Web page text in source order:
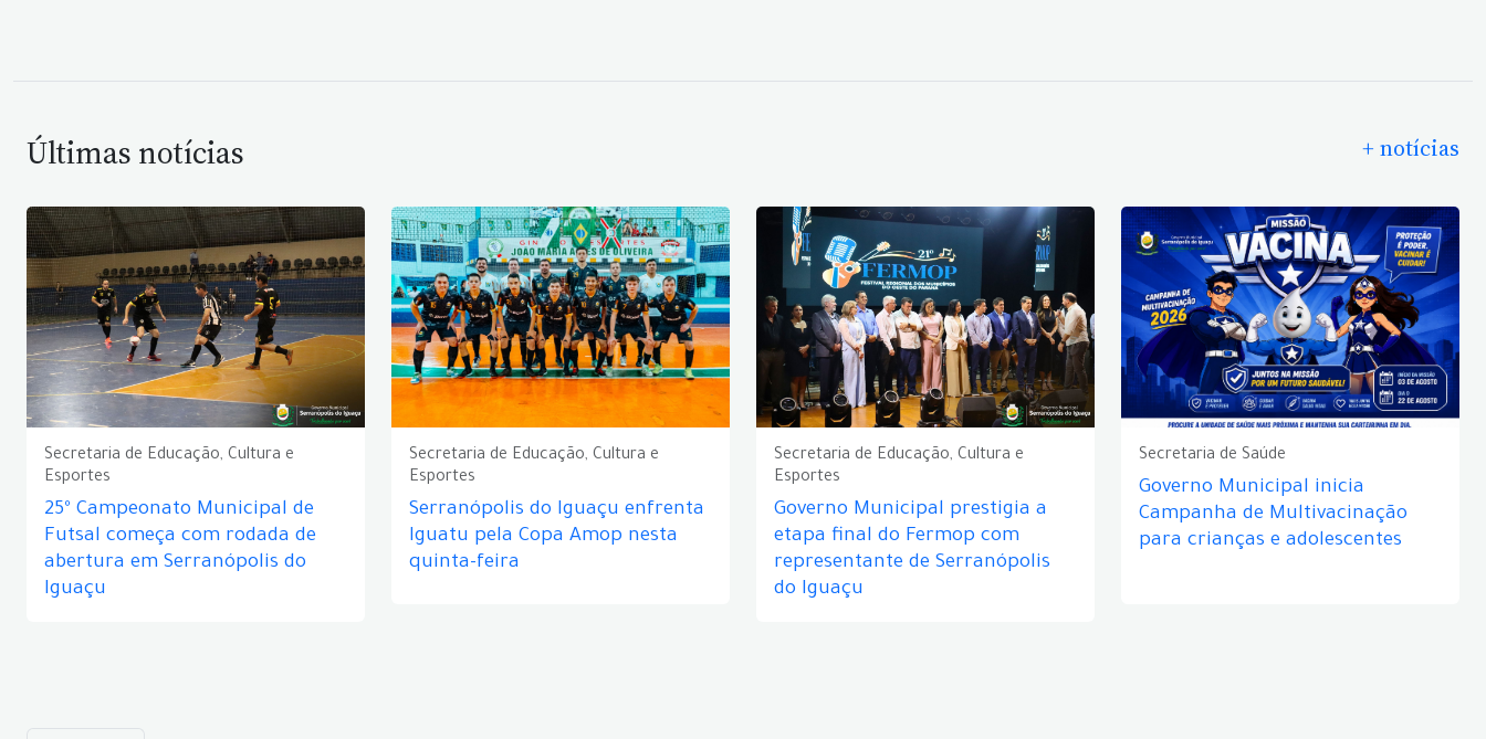
Últimas notícias + notícias
Secretaria de Educação, Cultura e
Esportes
25º Campeonato Municipal de
Futsal começa com rodada de
abertura em Serranópolis do
Iguaçu
Secretaria de Educação, Cultura e
Esportes
Serranópolis do Iguaçu enfrenta
Iguatu pela Copa Amop nesta
quinta-feira
Secretaria de Educação, Cultura e
Esportes
Governo Municipal prestigia a
etapa final do Fermop com
representante de Serranópolis
do Iguaçu
Secretaria de Saúde
Governo Municipal inicia
Campanha de Multivacinação
para crianças e adolescentes